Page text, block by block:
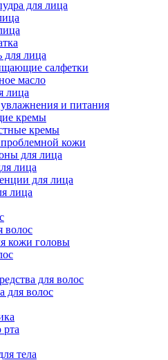
для лица
для лица
салфетки
масло
лица
и питания
кремы
кремы
кожи
для лица
лица
для лица
лица
волос
кожи головы
для волос
для волос
рта
тела